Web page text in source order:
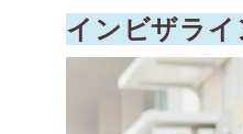
インビザライ